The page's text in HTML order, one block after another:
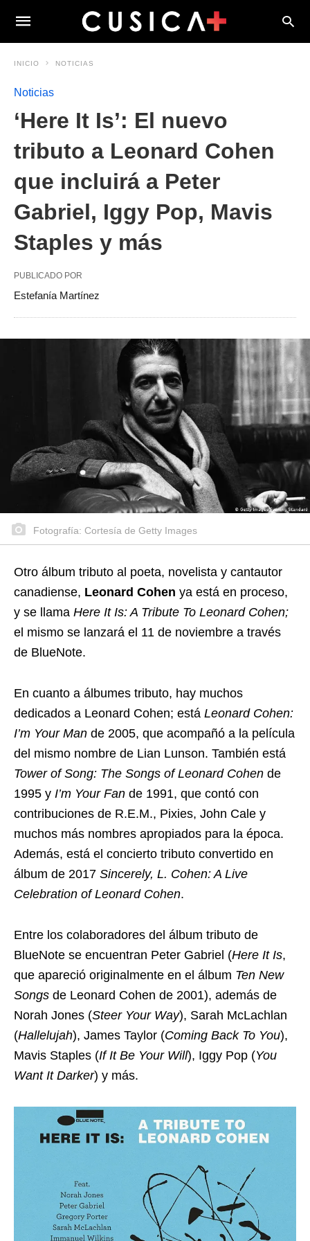
INICIO NOTICIAS
Noticias
‘Here It Is’: El nuevo
tributo a Leonard Cohen
que incluirá a Peter
Gabriel, Iggy Pop, Mavis
Staples y más
PUBLICADO POR
Estefanía Martínez
Fotografía: Cortesía de Getty Images
Otro álbum tributo al poeta, novelista y cantautor
canadiense, Leonard Cohen ya está en proceso,
y se llama Here It Is: A Tribute To Leonard Cohen;
el mismo se lanzará el 11 de noviembre a través
de BlueNote.
En cuanto a álbumes tributo, hay muchos
dedicados a Leonard Cohen; está Leonard Cohen:
I’m Your Man de 2005, que acompañó a la película
del mismo nombre de Lian Lunson. También está
Tower of Song: The Songs of Leonard Cohen de
1995 y I’m Your Fan de 1991, que contó con
contribuciones de R.E.M., Pixies, John Cale y
muchos más nombres apropiados para la época.
Además, está el concierto tributo convertido en
álbum de 2017 Sincerely, L. Cohen: A Live
Celebration of Leonard Cohen.
Entre los colaboradores del álbum tributo de
BlueNote se encuentran Peter Gabriel (Here It Is,
que apareció originalmente en el álbum Ten New
Songs de Leonard Cohen de 2001), además de
Norah Jones (Steer Your Way), Sarah McLachlan
(Hallelujah), James Taylor (Coming Back To You),
Mavis Staples (If It Be Your Will), Iggy Pop (You
Want It Darker) y más.